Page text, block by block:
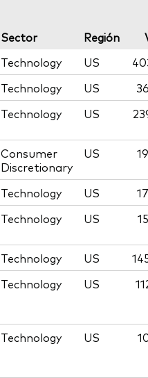
Sector Región
Technology US
Technology US
Technology US
Consumer
Discretionary
US
Technology US
Technology US
Technology US
Technology US
Technology US